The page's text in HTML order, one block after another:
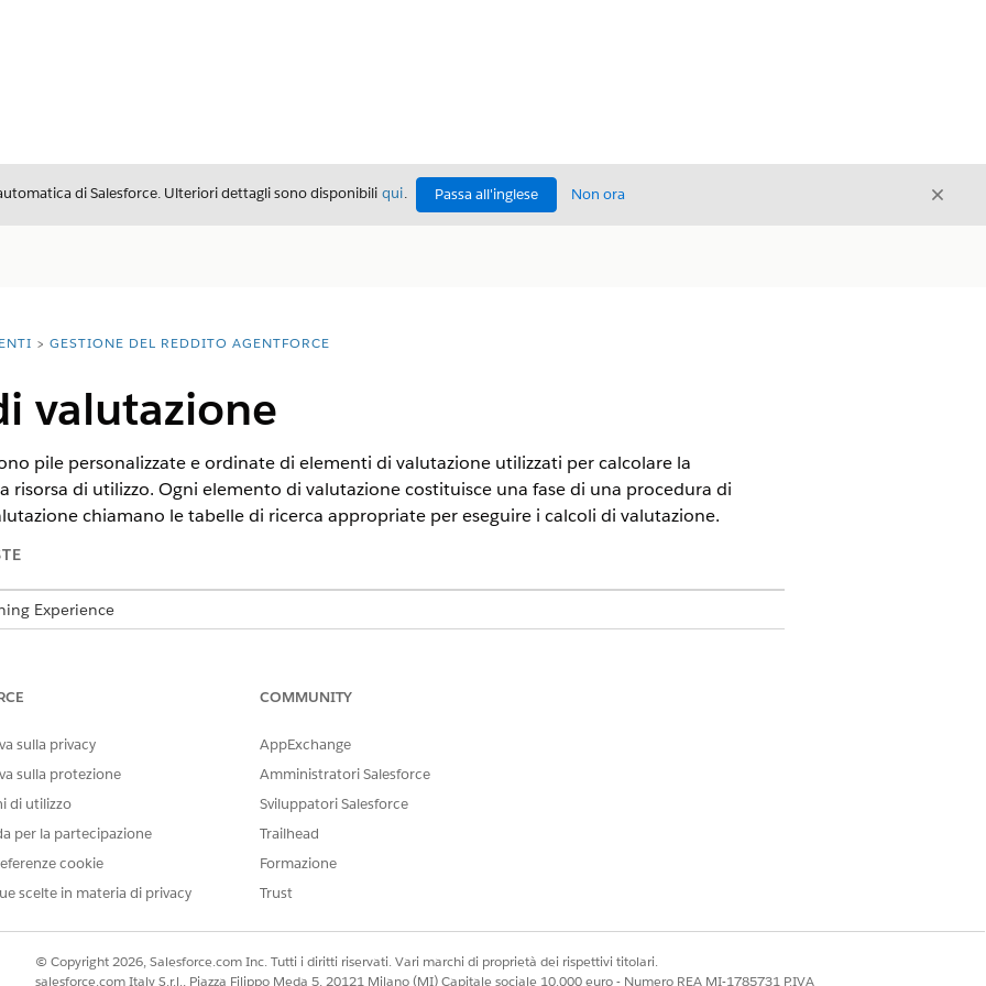
di Salesforce. Ulteriori dettagli sono disponibili qui. Passa all'inglese Non ora Chiudi
GESTIONE DEL REDDITO AGENTFORCE
valutazione
pile personalizzate e ordinate di elementi di valutazione utilizzati per calcolare la
risorsa di utilizzo. Ogni elemento di valutazione costituisce una fase di una procedura di
chiamano le tabelle di ricerca appropriate per eseguire i calcoli di valutazione.
Experience
in Salesforce. Ogni procedura si rivolge a scenari diversi, dai prezzi semplici basati sul volume alle
procedure di valutazione
valutazione disponibili in Gestione del reddito
aggiunto costituisce una fase della procedura di valutazione. Utilizzare gli elementi di valutazione
nella procedura di valutazione.
sulla privacy
sulla protezione
di utilizzo
per la partecipazione
cookie
scelte in materia di privacy
COMMUNITY
AppExchange
Amministratori Salesforce
Sviluppatori Salesforce
Trailhead
Formazione
Trust
© Copyright 2026, Salesforce.com Inc. Tutti i diritti riservati. Vari marchi di proprietà dei rispettivi titolari.
salesforce.com Italy S.r.l., Piazza Filippo Meda 5, 20121 Milano (MI) Capitale sociale 10.000 euro - Numero REA MI-1785731 P.IVA